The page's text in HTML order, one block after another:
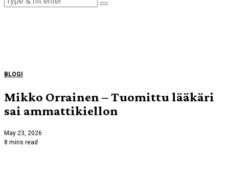
BLOGI
Mikko Orrainen – Tuomittu lääkäri
sai ammattikiellon
May 23, 2026
8 mins read